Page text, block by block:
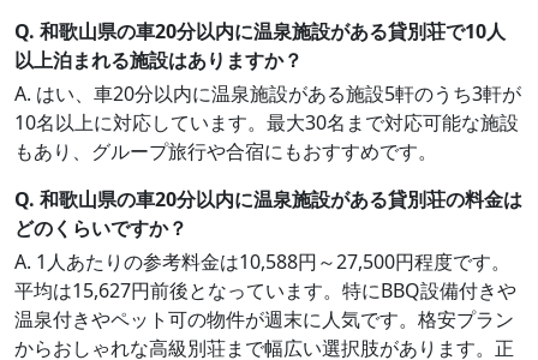
Q. 和歌山県の車20分以内に温泉施設がある貸別荘で10人
以上泊まれる施設はありますか？
A. はい、車20分以内に温泉施設がある施設5軒のうち3軒が
10名以上に対応しています。最大30名まで対応可能な施設
もあり、グループ旅行や合宿にもおすすめです。
Q. 和歌山県の車20分以内に温泉施設がある貸別荘の料金は
どのくらいですか？
A. 1人あたりの参考料金は10,588円～27,500円程度です。
平均は15,627円前後となっています。特にBBQ設備付きや
温泉付きやペット可の物件が週末に人気です。格安プラン
からおしゃれな高級別荘まで幅広い選択肢があります。正